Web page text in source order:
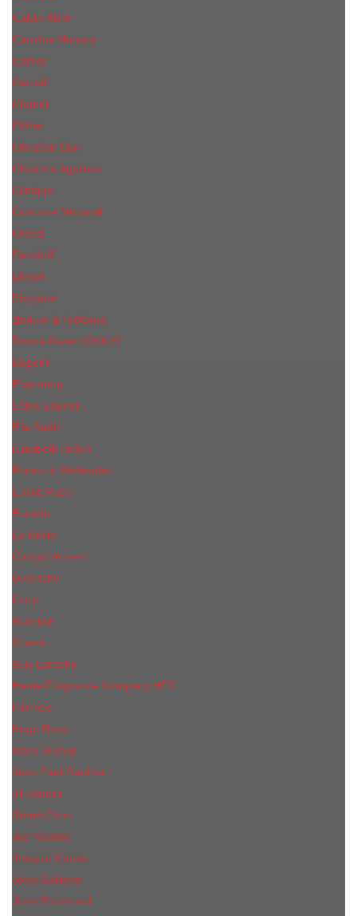
Calvin Klein
Carolina Herrera
Cartier
Cerruti
Сhanеl
Chloe
Christian Dior
Christina Aguilera
Сliniquе
Costume National
Creed
Davidoff
Diesel
Diptyque
Дольче & Габбана
Donna Karan (DKNY)
Dupont
Eisenberg
Еsteе Lаudеr
Elie Saab
Elizabeth Arden
Escentric Molecules
Emilio Pucci
Escada
Ex Nihilo
Giorgio Armani
Givenchy
Gucci
Guerlain
Guess
Guy Laroche
Haute Fragrance Company HFC
Hermes
Hugo Boss
Issey Miyake
Jean Paul Gaultier
Jil Sander
Jimmi Choo
Jое Malоnе
Joaquin Cortes
John Galliano
John Richmond